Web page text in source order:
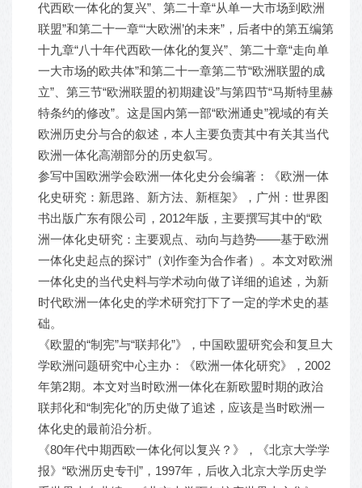
代西欧一体化的复兴”、第二十章“从单一大市场到欧洲
联盟”和第二十一章“‘大欧洲’的未来”，后者中的第五编第
十九章“八十年代西欧一体化的复兴”、第二十章“走向单
一大市场的欧共体”和第二十一章第二节“欧洲联盟的成
立”、第三节“欧洲联盟的初期建设”与第四节“马斯特里赫
特条约的修改”。这是国内第一部“欧洲通史”视域的有关
欧洲历史分与合的叙述，本人主要负责其中有关其当代
欧洲一体化高潮部分的历史叙写。
参写中国欧洲学会欧洲一体化史分会编著：《欧洲一体
化史研究：新思路、新方法、新框架》，广州：世界图
书出版广东有限公司，2012年版，主要撰写其中的“欧
洲一体化史研究：主要观点、动向与趋势——基于欧洲
一体化史起点的探讨”（刘作奎为合作者）。本文对欧洲
一体化史的当代史料与学术动向做了详细的追述，为新
时代欧洲一体化史的学术研究打下了一定的学术史的基
础。
《欧盟的“制宪”与“联邦化”》，中国欧盟研究会和复旦大
学欧洲问题研究中心主办：《欧洲一体化研究》，2002
年第2期。本文对当时欧洲一体化在新欧盟时期的政治
联邦化和“制宪化”的历史做了追述，应该是当时欧洲一
体化史的最前沿分析。
《80年代中期西欧一体化何以复兴？》，《北京大学学
报》“欧洲历史专刊”，1997年，后收入北京大学历史学